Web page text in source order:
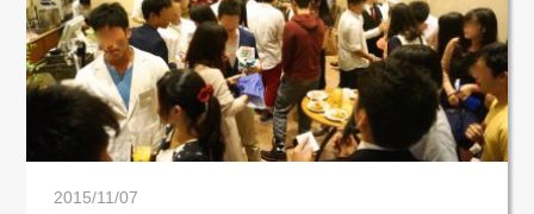
2015/11/07